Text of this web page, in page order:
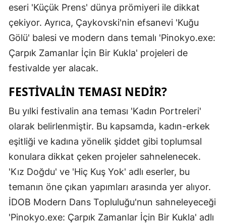
Kütahya
Malatya
Manisa
Muğla
Muş
Nevşehir
Ordu
Rize
eseri 'Küçük Prens' dünya prömiyeri ile dikkat
çekiyor. Ayrıca, Çaykovski'nin efsanevi 'Kuğu
Gölü' balesi ve modern dans temalı 'Pinokyo.exe:
Çarpık Zamanlar İçin Bir Kukla' projeleri de
festivalde yer alacak.
FESTIVALIN TEMASI NEDIR?
Bu yılki festivalin ana teması 'Kadın Portreleri'
olarak belirlenmiştir. Bu kapsamda, kadın-erkek
eşitliği ve kadına yönelik şiddet gibi toplumsal
konulara dikkat çeken projeler sahnelenecek.
'Kız Doğdu' ve 'Hiç Kuş Yok' adlı eserler, bu
temanın öne çıkan yapımları arasında yer alıyor.
İDOB Modern Dans Topluluğu'nun sahneleyeceği
'Pinokyo.exe: Çarpık Zamanlar İçin Bir Kukla' adlı